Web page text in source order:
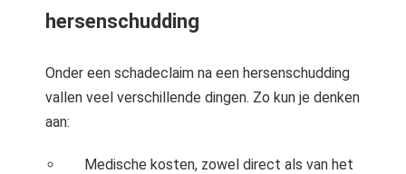
hersenschudding
Onder een schadeclaim na een hersenschudding
vallen veel verschillende dingen. Zo kun je denken
aan:
Medische kosten, zowel direct als van het